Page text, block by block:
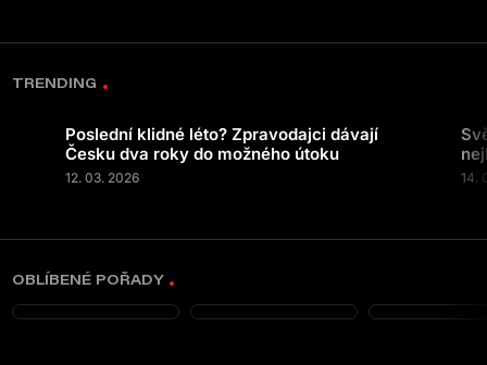
TRENDING
Poslední klidné léto? Zpravodajci dávají
Česku dva roky do možného útoku
12. 03. 2026 14.
OBLÍBENÉ POŘADY